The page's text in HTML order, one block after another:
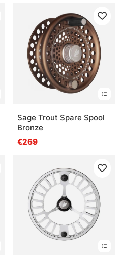
Sage Trout Spare Spool
Bronze
€269